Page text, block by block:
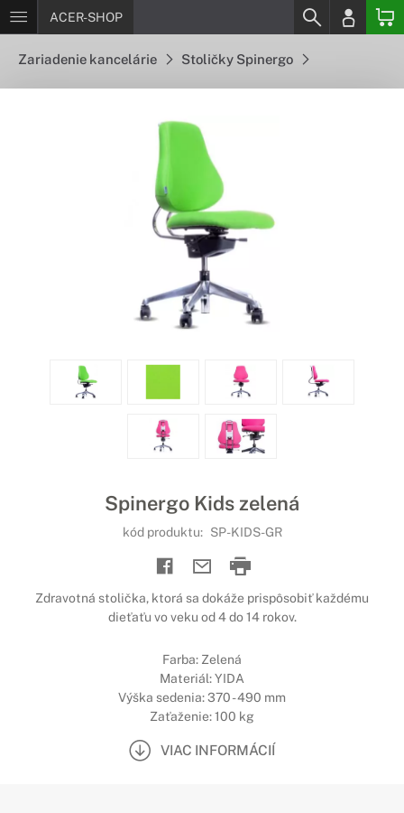
ACER-SHOP
Zariadenie kancelárie Stoličky Spinergo
Spinergo Kids zelená
kód produktu: SP-KIDS-GR
Zdravotná stolička, ktorá sa dokáže prispôsobiť každému
dieťaťu vo veku od 4 do 14 rokov.
Farba: Zelená
Materiál: YIDA
Výška sedenia: 370 - 490 mm
Zaťaženie: 100 kg
VIAC INFORMÁCIÍ